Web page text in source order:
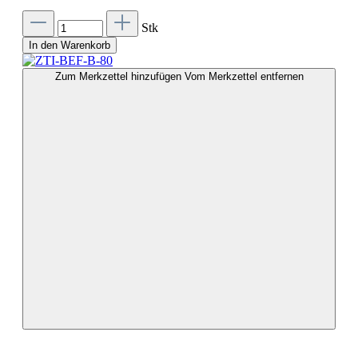
Stk
In den Warenkorb
Zum Merkzettel hinzufügen Vom Merkzettel entfernen